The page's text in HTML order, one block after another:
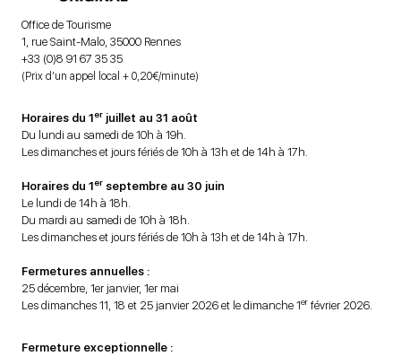
Office de Tourisme
1, rue Saint-Malo, 35000 Rennes
+33 (0)8 91 67 35 35
(Prix d’un appel local + 0,20€/minute)
Horaires du 1er juillet au 31 août
Du lundi au samedi de 10h à 19h.
Les dimanches et jours fériés de 10h à 13h et de 14h à 17h.
Horaires du 1er septembre au 30 juin
Le lundi de 14h à 18h.
Du mardi au samedi de 10h à 18h.
Les dimanches et jours fériés de 10h à 13h et de 14h à 17h.
Fermetures annuelles :
25 décembre, 1er janvier, 1er mai
Les dimanches 11, 18 et 25 janvier 2026 et le dimanche 1er février 2026.
Fermeture exceptionnelle :